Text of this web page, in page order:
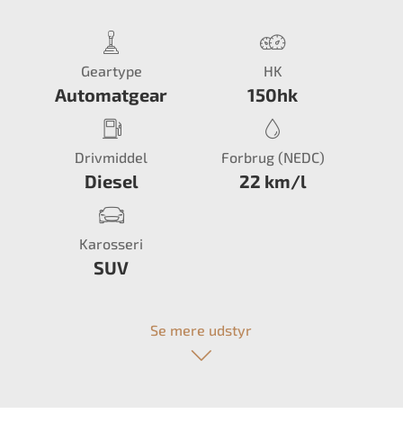
Geartype
Automatgear
HK
150hk
Drivmiddel
Diesel
Forbrug (NEDC)
22 km/l
Karosseri
SUV
Se mere udstyr